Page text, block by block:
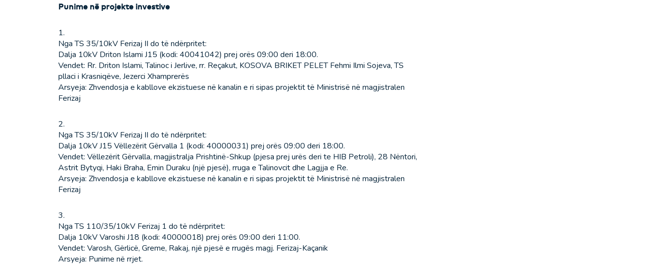
Punime në projekte investive
1.
Nga TS 35/10kV Ferizaj II do të ndërpritet:
Dalja 10kV Driton Islami J15 (kodi: 40041042) prej orës 09:00 deri 18:00.
Vendet: Rr. Driton Islami, Talinoc i Jerlive, rr. Reçakut, KOSOVA BRIKET PELET Fehmi Ilmi Sojeva, TS
pllaci i Krasniqëve, Jezerci Xhamprerës
Arsyeja: Zhvendosja e kabllove ekzistuese në kanalin e ri sipas projektit të Ministrisë në magjistralen
Ferizaj
2.
Nga TS 35/10kV Ferizaj II do të ndërpritet:
Dalja 10kV J15 Vëllezërit Gërvalla 1 (kodi: 40000031) prej orës 09:00 deri 18:00.
Vendet: Vëllezërit Gërvalla, magjistralja Prishtinë-Shkup (pjesa prej urës deri te HIB Petroli), 28 Nëntori,
Astrit Bytyqi, Haki Braha, Emin Duraku (një pjesë), rruga e Talinovcit dhe Lagjja e Re.
Arsyeja: Zhvendosja e kabllove ekzistuese në kanalin e ri sipas projektit të Ministrisë në magjistralen
Ferizaj
3.
Nga TS 110/35/10kV Ferizaj 1 do të ndërpritet:
Dalja 10kV Varoshi J18 (kodi: 40000018) prej orës 09:00 deri 11:00.
Vendet: Varosh, Gërlicë, Greme, Rakaj, një pjesë e rrugës magj. Ferizaj-Kaçanik
Arsyeja: Punime në rrjet.